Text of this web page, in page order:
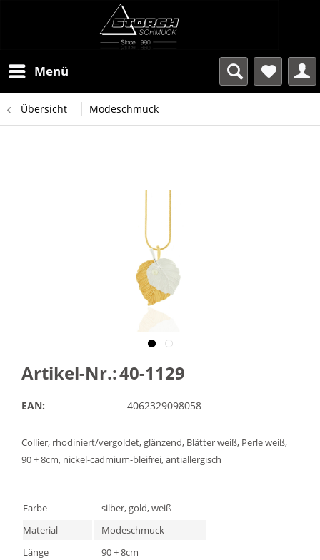
Menü
Übersicht Modeschmuck
Artikel-Nr.:40-1129
EAN: 4062329098058
Collier, rhodiniert/vergoldet, glänzend, Blätter weiß, Perle weiß,
90 + 8cm, nickel-cadmium-bleifrei, antiallergisch
Farbe
silber, gold, weiß
Material
Modeschmuck
Länge
90 + 8cm